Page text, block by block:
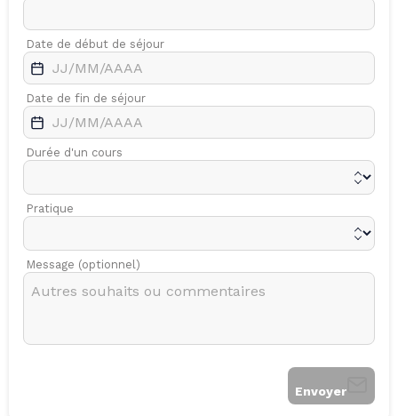
Date de début de séjour
Date de fin de séjour
Durée d'un cours
Pratique
Message (optionnel)
Envoyer